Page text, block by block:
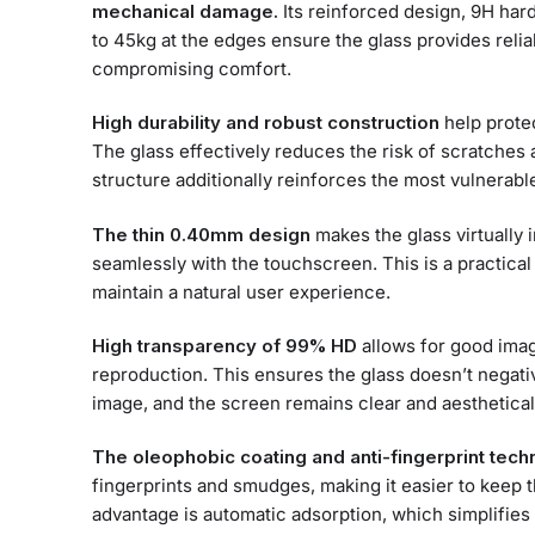
mechanical damage. Its reinforced design, 9H
to 45kg at the edges ensure the glass provides
compromising comfort.
High durability and robust construction help
The glass effectively reduces the risk of scratches
structure additionally reinforces the most
The thin 0.40mm design makes the glass virtually
seamlessly with the touchscreen. This is a
maintain a natural user experience.
High transparency of 99% HD allows for good
reproduction. This ensures the glass doesn’t
image, and the screen remains clear and
The oleophobic coating and anti-fingerprint
fingerprints and smudges, making it easier to keep
advantage is automatic adsorption, which